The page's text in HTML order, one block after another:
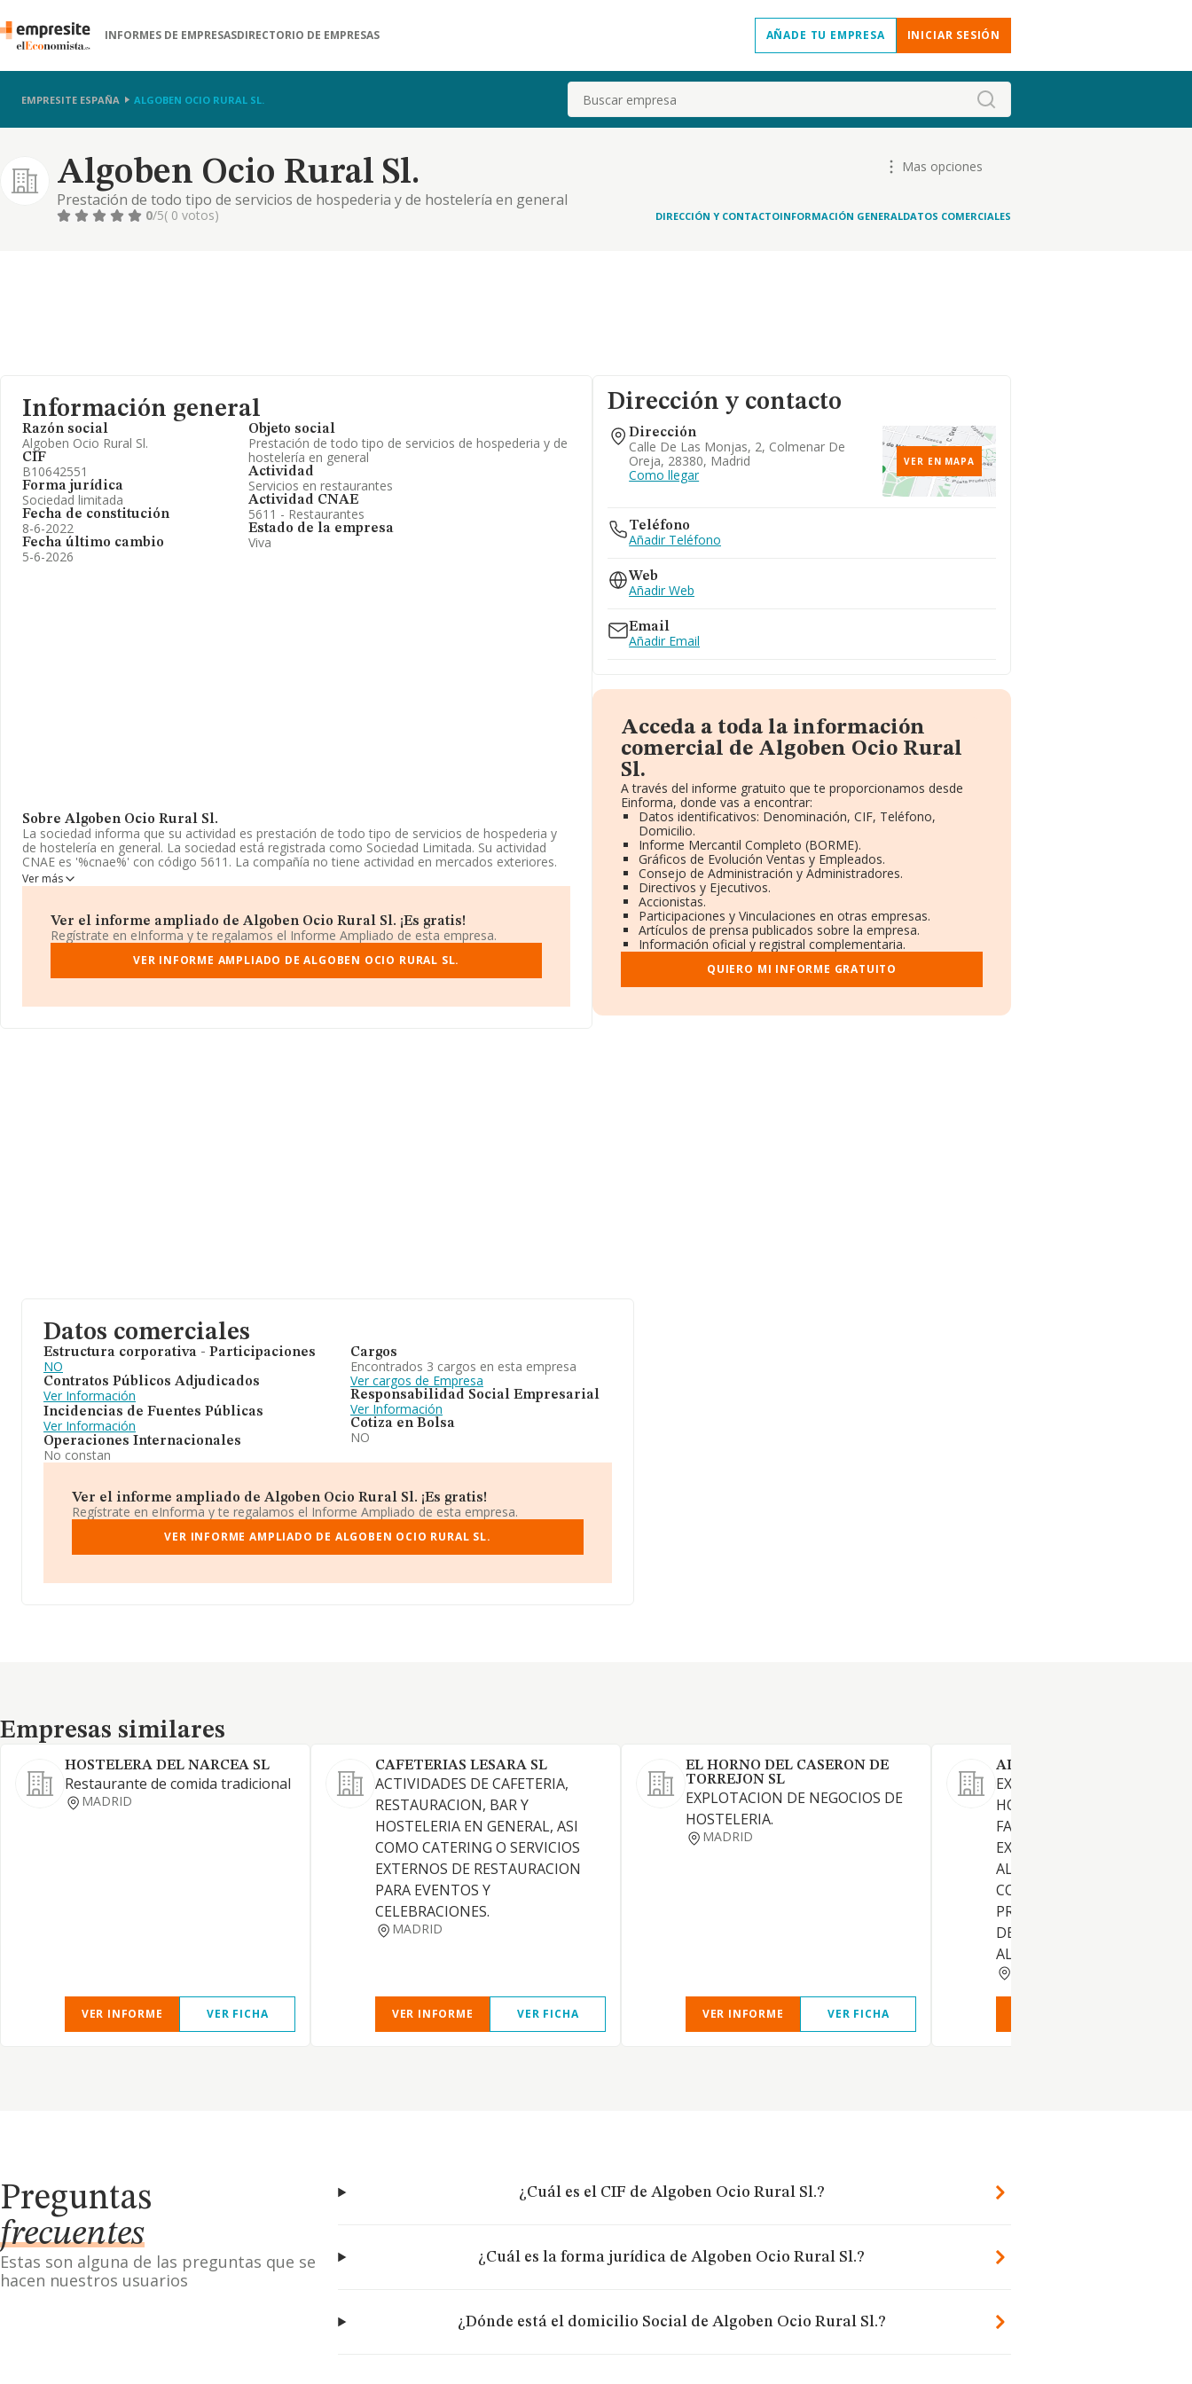
INFORMES DE EMPRESASDIRECTORIO DE EMPRESAS AÑADE TU EMPRESA INICIAR SESIÓN
EMPRESITE ESPAÑA ALGOBEN OCIO RURAL SL. Buscar
Algoben Ocio Rural Sl.
Prestación de todo tipo de servicios de hospederia y de hostelería en general
Mas opciones
0/5( 0 votos) DIRECCIÓN Y CONTACTOINFORMACIÓN GENERALDATOS COMERCIALES
Información general
Razón social
Algoben Ocio Rural Sl.
CIF
B10642551
Forma jurídica
Sociedad limitada
Fecha de constitución
8-6-2022
Fecha último cambio
5-6-2026
Objeto social
Prestación de todo tipo de servicios de hospederia y de
hostelería en general
Actividad
Servicios en restaurantes
Actividad CNAE
5611 - Restaurantes
Estado de la empresa
Viva
Sobre Algoben Ocio Rural Sl.
La sociedad informa que su actividad es prestación de todo tipo de servicios de hospederia y
de hostelería en general. La sociedad está registrada como Sociedad Limitada. Su actividad
CNAE es '%cnae%' con código 5611. La compañía no tiene actividad en mercados exteriores.
La empresaAlgoben Ocio Rural S.L, B10642551, tiene domicilio fiscal en Calle De Las
En base a la información de la que dispone INFORMA sobre 142.938 compañías, a nivel
nacional la facturación asciende a 31.947 millones de euros y la media entre todas las
compañías es de 223 mil euros de ventas. En cuanto a la información relativa a la provincia de
Madrid, en la base de datos de INFORMA aparecen 26093 empresas, con ventas de hasta
media de antigüedad desde la constitución es de 12 años. La media de empleados de las
Ver más
Ver el informe ampliado de Algoben Ocio Rural Sl. ¡Es gratis!
Regístrate en eInforma y te regalamos el Informe Ampliado de esta empresa.
VER INFORME AMPLIADO DE ALGOBEN OCIO RURAL SL.
Dirección y contacto
Dirección
Calle De Las Monjas, 2, Colmenar De
Oreja, 28380, Madrid
Como llegar
VER EN MAPA
Teléfono
Añadir Teléfono
Web
Añadir Web
Email
Añadir Email
Acceda a toda la información
comercial de Algoben Ocio Rural
Sl.
A través del informe gratuito que te proporcionamos desde
Einforma, donde vas a encontrar:
Datos identificativos: Denominación, CIF, Teléfono,
Domicilio.
Informe Mercantil Completo (BORME).
Gráficos de Evolución Ventas y Empleados.
Consejo de Administración y Administradores.
Directivos y Ejecutivos.
Accionistas.
Participaciones y Vinculaciones en otras empresas.
Artículos de prensa publicados sobre la empresa.
Información oficial y registral complementaria.
QUIERO MI INFORME GRATUITO
Datos comerciales
Estructura corporativa - Participaciones
NO
Contratos Públicos Adjudicados
Ver Información
Incidencias de Fuentes Públicas
Ver Información
Operaciones Internacionales
No constan
Cargos
Encontrados 3 cargos en esta empresa
Ver cargos de Empresa
Responsabilidad Social Empresarial
Ver Información
Cotiza en Bolsa
NO
Ver el informe ampliado de Algoben Ocio Rural Sl. ¡Es gratis!
Regístrate en eInforma y te regalamos el Informe Ampliado de esta empresa.
VER INFORME AMPLIADO DE ALGOBEN OCIO RURAL SL.
Empresas similares
Empresas similares
HOSTELERA DEL NARCEA SL
Restaurante de comida tradicional
MADRID
VER INFORME VER FICHA
CAFETERIAS LESARA SL
ACTIVIDADES DE CAFETERIA,
RESTAURACION, BAR Y
HOSTELERIA EN GENERAL, ASI
COMO CATERING O SERVICIOS
EXTERNOS DE RESTAURACION
PARA EVENTOS Y
CELEBRACIONES.
MADRID
VER INFORME VER FICHA
EL HORNO DEL CASERON DE
TORREJON SL
EXPLOTACION DE NEGOCIOS DE
HOSTELERIA.
MADRID
VER INFORME VER FICHA
ALIANZA DE ORO SL
EXPLOTACION DE
HOSTELERIA EN GENERAL.
FABRICACION
EXPORTACION,
ALMACENAMIENTO Y
COMERCIALIZACION POR
PROPIA Y AJENA DE TODA
DE PRODUCTOS DE LA
ALIMENTACION. ETC.
Preguntas
frecuentes
Estas son alguna de las preguntas que se
hacen nuestros usuarios
¿Cuál es el CIF de Algoben Ocio Rural Sl.?
¿Cuál es la forma jurídica de Algoben Ocio Rural Sl.?
¿Dónde está el domicilio Social de Algoben Ocio Rural Sl.?